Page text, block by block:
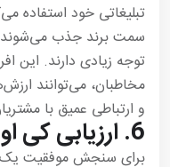
تبلیغاتی خود استفاده
سمت برند جذب
توجه زیادی دارند. این
مخاطبان، می‌توانند
و ارتباطی عمیق با
6. ارزیابی کی
برای سنجش موفقیت یک